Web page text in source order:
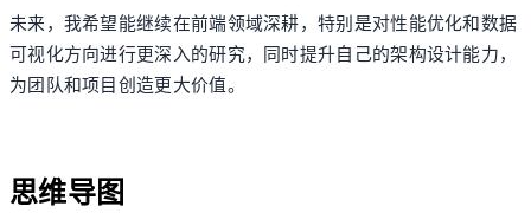
未来，我希望能继续在前端领域深耕，特别是对性能优化和数据
可视化方向进行更深入的研究，同时提升自己的架构设计能力，
为团队和项目创造更大价值。
思维导图